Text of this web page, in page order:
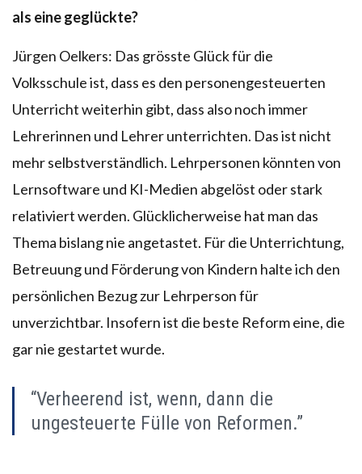
als eine geglückte?
Jürgen Oelkers: Das grösste Glück für die
Volksschule ist, dass es den personengesteuerten
Unterricht weiterhin gibt, dass also noch immer
Lehrerinnen und Lehrer unterrichten. Das ist nicht
mehr selbstverständlich. Lehrpersonen könnten von
Lernsoftware und KI-Medien abgelöst oder stark
relativiert werden. Glücklicherweise hat man das
Thema bislang nie angetastet. Für die Unterrichtung,
Betreuung und Förderung von Kindern halte ich den
persönlichen Bezug zur Lehrperson für
unverzichtbar. Insofern ist die beste Reform eine, die
gar nie gestartet wurde.
“Verheerend ist, wenn, dann die
ungesteuerte Fülle von Reformen.”